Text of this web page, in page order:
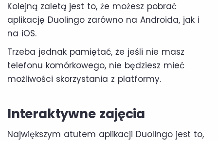
Kolejną zaletą jest to, że możesz pobrać
aplikację Duolingo zarówno na Androida, jak i
na iOS.
Trzeba jednak pamiętać, że jeśli nie masz
telefonu komórkowego, nie będziesz mieć
możliwości skorzystania z platformy.
Interaktywne zajęcia
Największym atutem aplikacji Duolingo jest to,